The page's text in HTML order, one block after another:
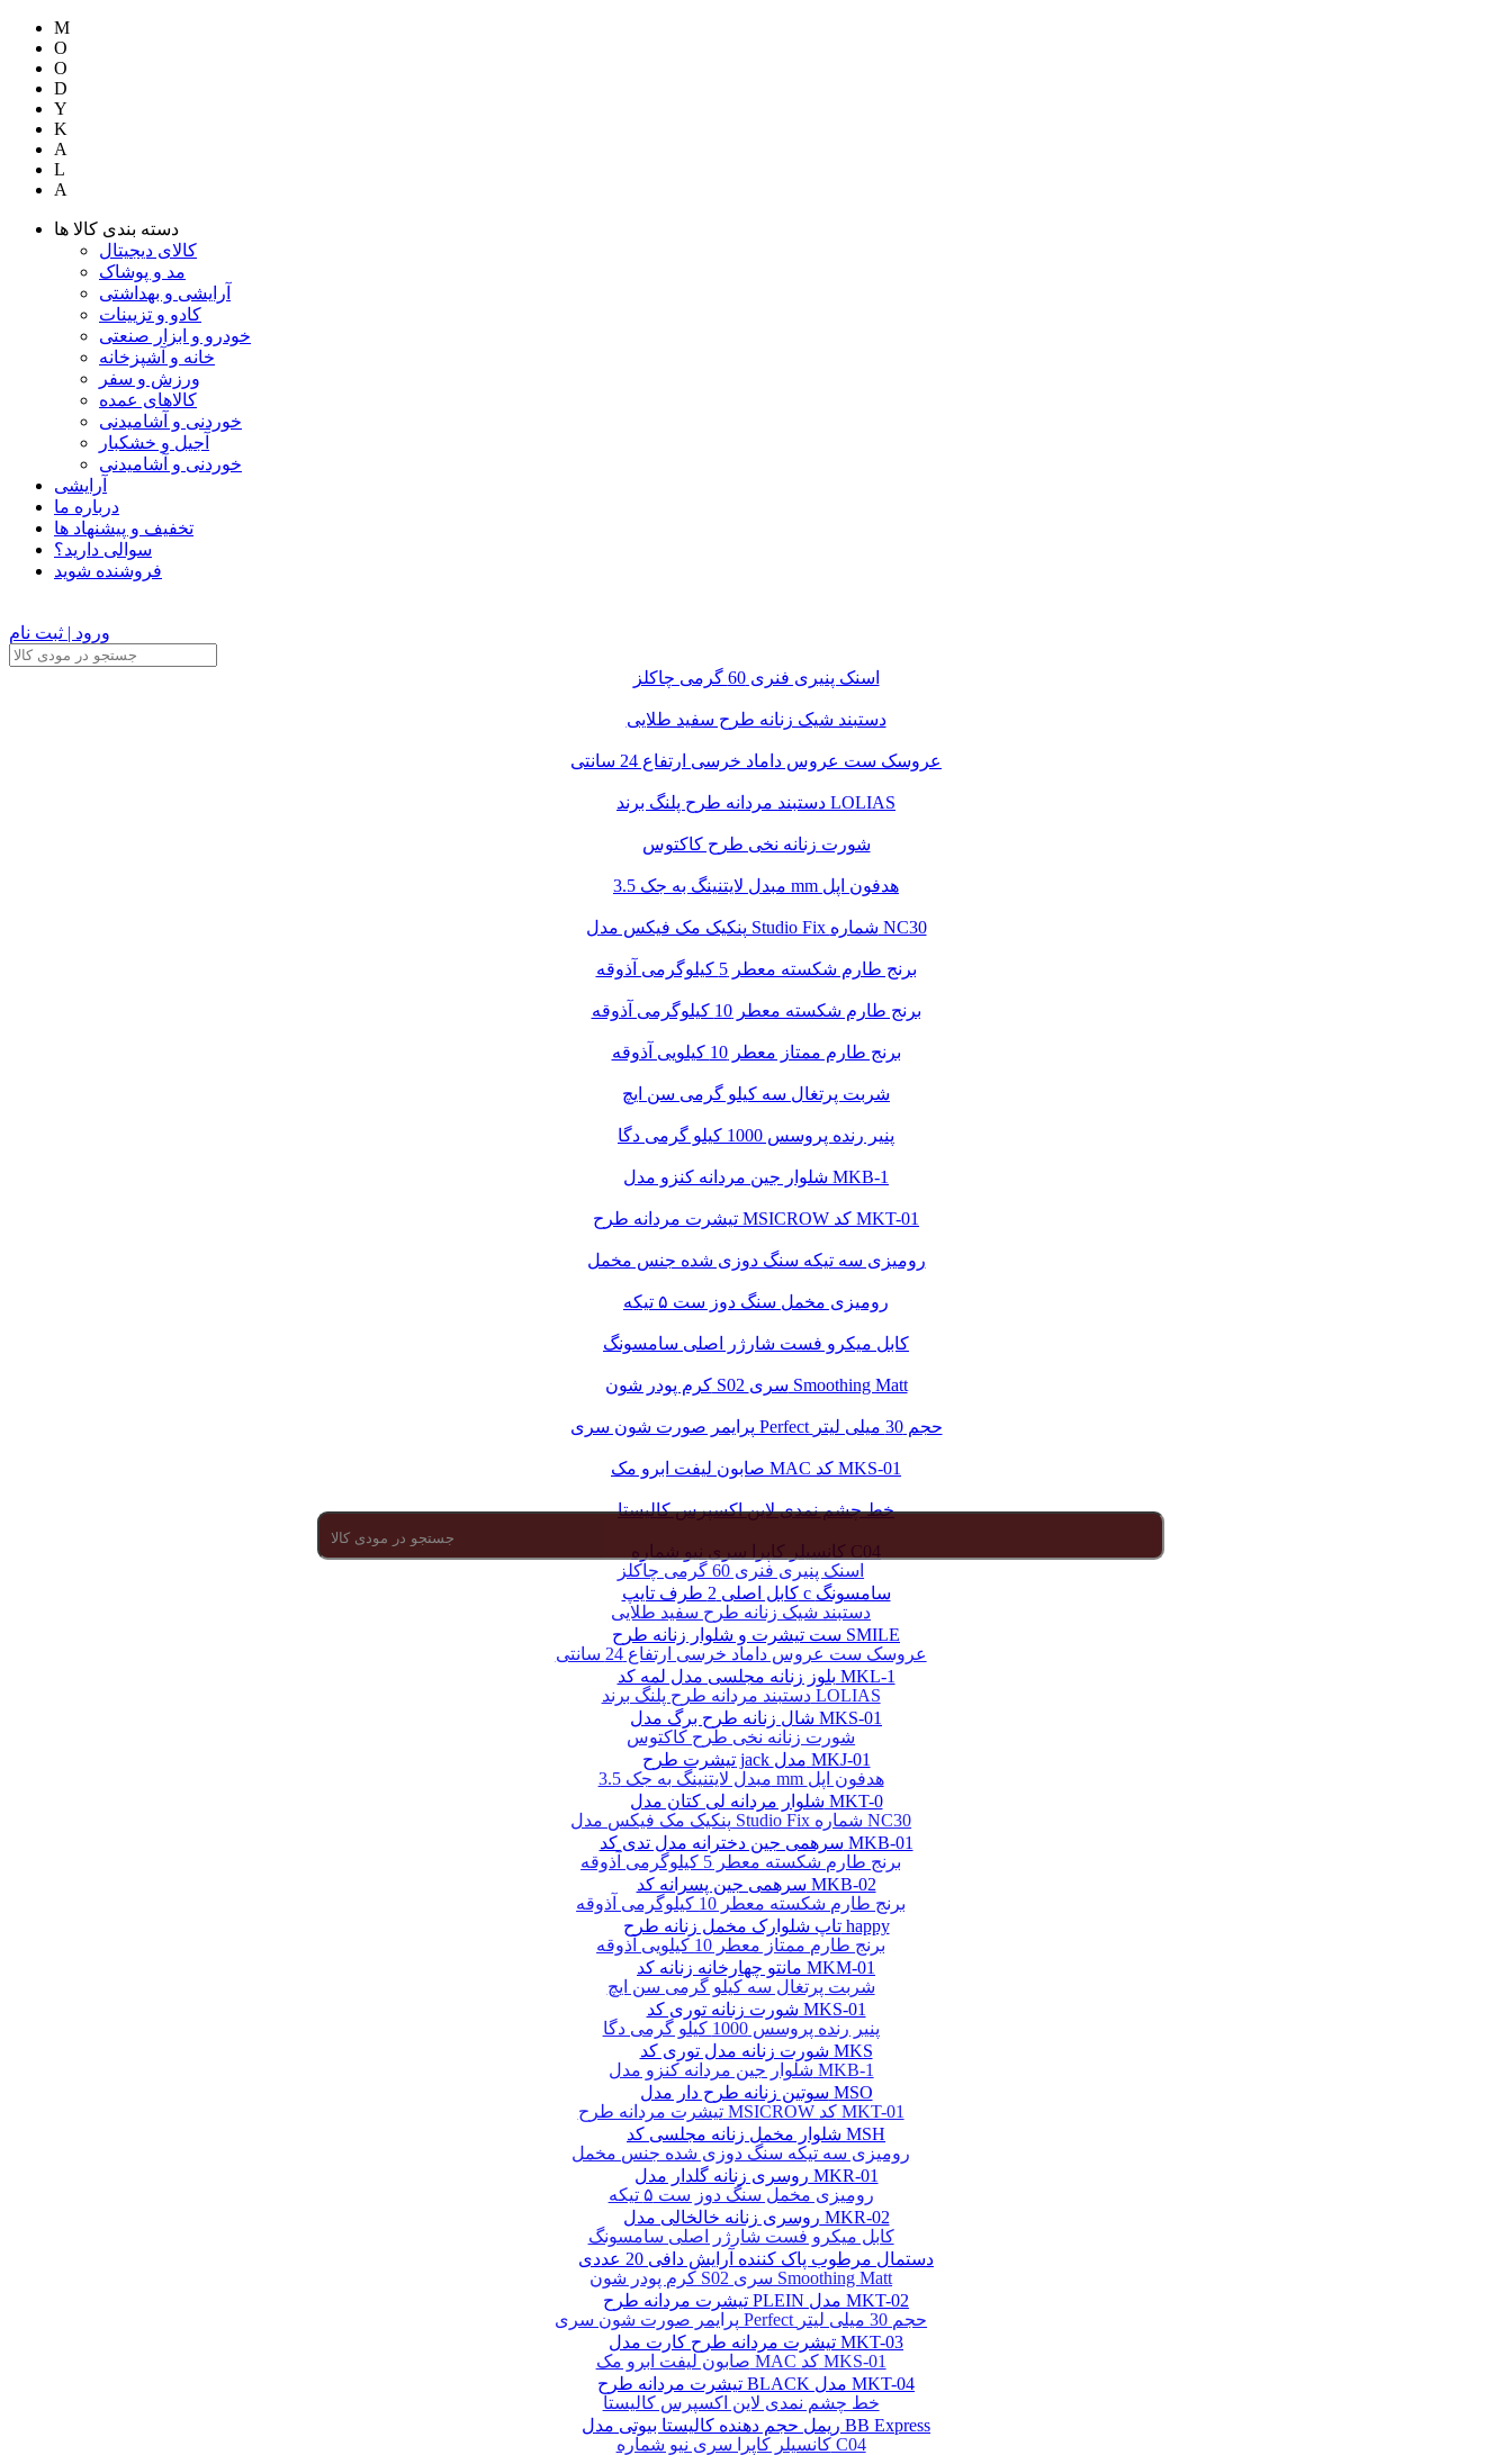
اسنک پنیری فنری 60 گرمی چاکلز
دستبند شیک زنانه طرح سفید طلایی
عروسک ست عروس داماد خرسی ارتفاع 24 سانتی
دستبند مردانه طرح پلنگ برند LOLIAS
شورت زنانه نخی طرح کاکتوس
مبدل لایتنینگ به جک 3.5 mm هدفون اپل
پنکیک مک فیکس مدل Studio Fix شماره NC30
برنج طارم شکسته معطر 5 کیلوگرمی آذوقه
برنج طارم شکسته معطر 10 کیلوگرمی آذوقه
برنج طارم ممتاز معطر 10 کیلویی آذوقه
شربت پرتغال سه کیلو گرمی سن ایچ
پنیر رنده پروسس 1000 کیلو گرمی دگا
شلوار جین مردانه کنزو مدل MKB-1
تیشرت مردانه طرح MSICROW کد MKT-01
رومیزی سه تیکه سنگ دوزی شده جنس مخمل
رومیزی مخمل سنگ دوز ست ۵ تیکه
کابل میکرو فست شارژر اصلی سامسونگ
کرم پودر شون S02 سری Smoothing Matt
پرایمر صورت شون سری Perfect حجم 30 میلی لیتر
صابون لیفت ابرو مک MAC کد MKS-01
خط چشم نمدی لاین اکسپرس کالیستا
کانسیلر کاپرا سری نیو شماره C04
M
O
O
D
Y
K
A
L
A
دسته بندی کالا ها
کالای دیجیتال
مد و پوشاک
آرایشی و بهداشتی
کادو و تزیینات
خودرو و ابزار صنعتی
خانه و آشپزخانه
ورزش و سفر
کالاهای عمده
خوردنی و آشامیدنی
آجیل و خشکبار
خوردنی و آشامیدنی
آرایشی
درباره ما
تخفیف و پیشنهاد ها
سوالی دارید؟
فروشنده شوید
ورود | ثبت نام
اسنک پنیری فنری 60 گرمی چاکلز
دستبند شیک زنانه طرح سفید طلایی
عروسک ست عروس داماد خرسی ارتفاع 24 سانتی
دستبند مردانه طرح پلنگ برند LOLIAS
شورت زنانه نخی طرح کاکتوس
مبدل لایتنینگ به جک 3.5 mm هدفون اپل
پنکیک مک فیکس مدل Studio Fix شماره NC30
برنج طارم شکسته معطر 5 کیلوگرمی آذوقه
برنج طارم شکسته معطر 10 کیلوگرمی آذوقه
برنج طارم ممتاز معطر 10 کیلویی آذوقه
شربت پرتغال سه کیلو گرمی سن ایچ
پنیر رنده پروسس 1000 کیلو گرمی دگا
شلوار جین مردانه کنزو مدل MKB-1
تیشرت مردانه طرح MSICROW کد MKT-01
رومیزی سه تیکه سنگ دوزی شده جنس مخمل
رومیزی مخمل سنگ دوز ست ۵ تیکه
کابل میکرو فست شارژر اصلی سامسونگ
کرم پودر شون S02 سری Smoothing Matt
پرایمر صورت شون سری Perfect حجم 30 میلی لیتر
صابون لیفت ابرو مک MAC کد MKS-01
خط چشم نمدی لاین اکسپرس کالیستا
کانسیلر کاپرا سری نیو شماره C04
کابل اصلی 2 طرف تایپ c سامسونگ
ست تیشرت و شلوار زنانه طرح SMILE
بلوز زنانه مجلسی مدل لمه کد MKL-1
شال زنانه طرح برگ مدل MKS-01
تیشرت طرح jack مدل MKJ-01
شلوار مردانه لی کتان مدل MKT-0
سرهمی جین دخترانه مدل تدی کد MKB-01
سرهمی جین پسرانه کد MKB-02
تاپ شلوارک مخمل زنانه طرح happy
مانتو چهارخانه زنانه کد MKM-01
شورت زنانه توری کد MKS-01
شورت زنانه مدل توری کد MKS
سوتین زنانه طرح دار مدل MSO
شلوار مخمل زنانه مجلسی کد MSH
روسری زنانه گلدار مدل MKR-01
روسری زنانه خالخالی مدل MKR-02
دستمال مرطوب پاک کننده آرایش دافی 20 عددی
تیشرت مردانه طرح PLEIN مدل MKT-02
تیشرت مردانه طرح کارت مدل MKT-03
تیشرت مردانه طرح BLACK مدل MKT-04
ریمل حجم دهنده کالیستا بیوتی مدل BB Express